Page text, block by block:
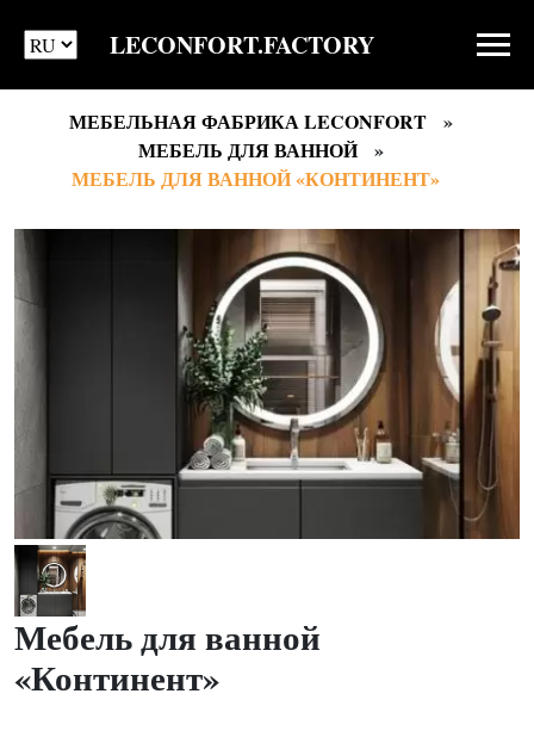
LECONFORT.FACTORY
МЕБЕЛЬНАЯ ФАБРИКА LECONFORT
МЕБЕЛЬ ДЛЯ ВАННОЙ
МЕБЕЛЬ ДЛЯ ВАННОЙ «КОНТИНЕНТ»
Мебель для ванной
«Континент»